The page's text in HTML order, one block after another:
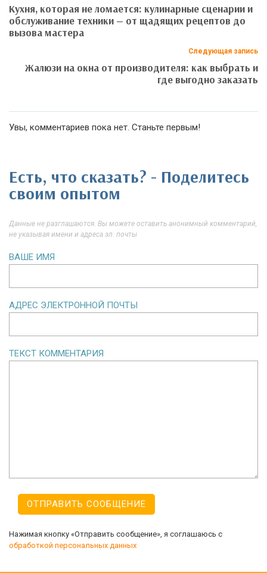
Кухня, которая не ломается: кулинарные сценарии и
обслуживание техники — от щадящих рецептов до
вызова мастера
Следующая запись
Жалюзи на окна от производителя: как выбрать и
где выгодно заказать
Увы, комментариев пока нет. Станьте первым!
Есть, что сказать? - Поделитесь
своим опытом
Данные не разглашаются. Вы можете оставить анонимный комментарий,
не указывая имени и адреса эл. почты
ВАШЕ ИМЯ
АДРЕС ЭЛЕКТРОННОЙ ПОЧТЫ
ТЕКСТ КОММЕНТАРИЯ
Нажимая кнопку «Отправить сообщение», я соглашаюсь с
обработкой персональных данных